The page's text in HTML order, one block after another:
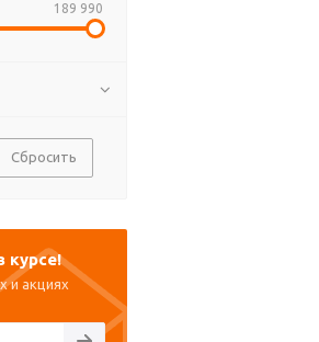
189 990
Сбросить
курсе!
и акциях